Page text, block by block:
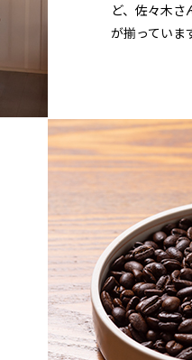
ど、佐々木
が揃っていま